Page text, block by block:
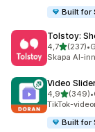
Built for
Tolstoy:
4,7av 5(237)
237 •
Skapa AI-
Video
4,9av 5(349)
349 •
TikTok-
Built for